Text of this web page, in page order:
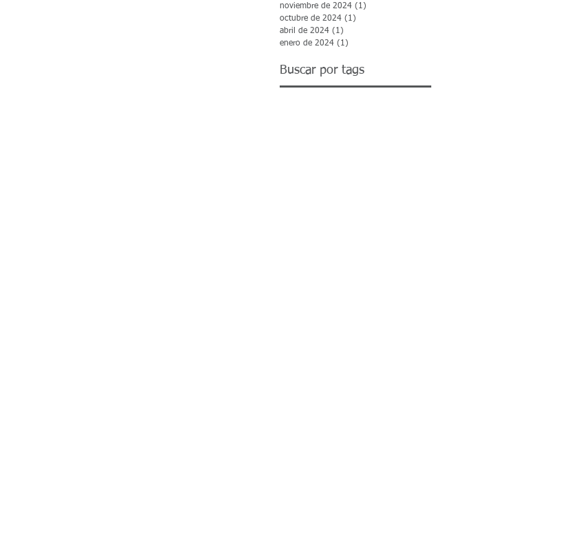
noviembre de 2024 (1)
octubre de 2024 (1)
abril de 2024 (1)
enero de 2024 (1)
Buscar por tags